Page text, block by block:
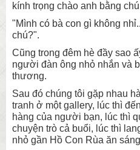
kính trọng chào anh bằng
"Mình có bà con gì không
chú?".
Cũng trong đêm hè đầy sao
người đàn ông nhỏ nhắn và
thương.
Sau đó chúng tôi gặp nhau
tranh ở một gallery, lúc thì
hàng của người bạn, lúc thì
chuyện trò cả buổi, lúc thì
nhỏ gần Hồ Con Rùa ăn